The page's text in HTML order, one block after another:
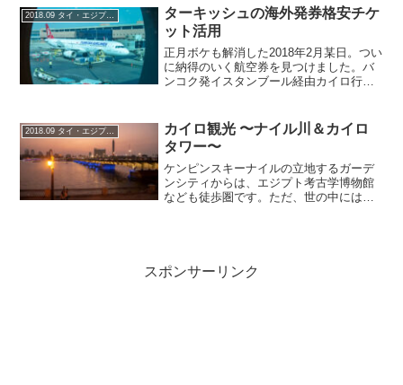
模というニュアンスの表現で使われまし
た。一応200室弱あ...
2018.09 タイ・エジプト・トルコの旅
ターキッシュの海外発券格安チケ
ット活用
正月ボケも解消した2018年2月某日。つい
に納得のいく航空券を見つけました。バ
ンコク発イスタンブール経由カイロ行き
の経路情報で航空会社の目途がつく人は
通ですね、...
2018.09 タイ・エジプト・トルコの旅
カイロ観光 〜ナイル川＆カイロ
タワー〜
ケンピンスキーナイルの立地するガーデ
ンシティからは、エジプト考古学博物館
なども徒歩圏です。ただ、世の中にはま
スポンサーリンク